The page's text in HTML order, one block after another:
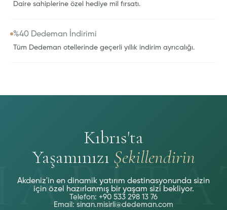
Daire sahiplerine özel hediye mil fırsatı.
%40 Dedeman İndirimi
Tüm Dedeman otellerinde geçerli yıllık indirim ayrıcalığı.
Kıbrıs'ta
Yaşamınızı Şekillendirin
Akdeniz'in en dinamik yatırım destinasyonunda sizin
için özel hazırlanmış bir yaşam sizi bekliyor.
Telefon: +90 533 298 13 76
Email: sinan.misirli@dedeman.com